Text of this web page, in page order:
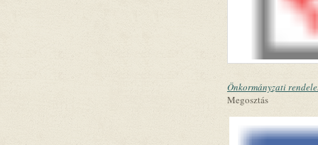
Önkormányzati
Megosztás